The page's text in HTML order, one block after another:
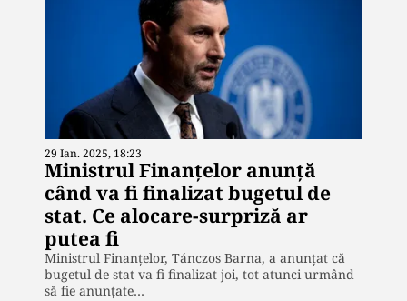
29 Ian. 2025, 18:23
Ministrul Finanțelor anunță
când va fi finalizat bugetul de
stat. Ce alocare-surpriză ar
putea fi
Ministrul Finanțelor, Tánczos Barna, a anunțat că
bugetul de stat va fi finalizat joi, tot atunci urmând
să fie anunțate…